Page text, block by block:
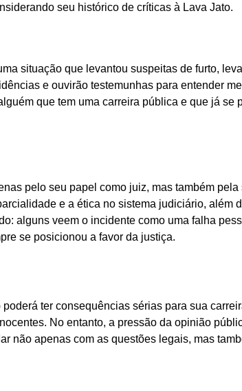
seu histórico de críticas à Lava Jato.
situação que levantou suspeitas de furto,
e ouvirão testemunhas para entender
que tem uma carreira pública e que já se
pelo seu papel como juiz, mas também pela
e a ética no sistema judiciário, além
alguns veem o incidente como uma falha
se posicionou a favor da justiça.
ter consequências sérias para sua
No entanto, a pressão da opinião
não apenas com as questões legais, mas